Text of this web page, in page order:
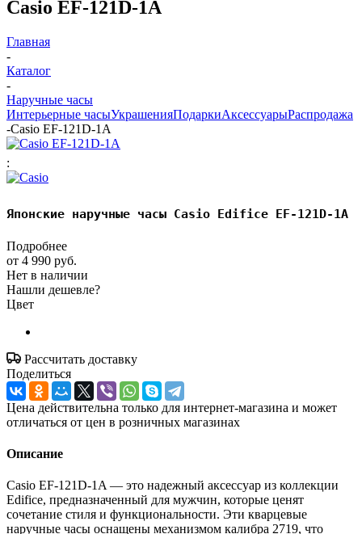
Casio EF-121D-1A
Главная
-
Каталог
-
Наручные часы
Интерьерные часыУкрашенияПодаркиАксессуарыРаспродажа
-Casio EF-121D-1A
:
Японские наручные часы Casio Edifice EF-121D-1A
Подробнее
от 4 990 руб.
Нет в наличии
Нашли дешевле?
Цвет
Рассчитать доставку
Поделиться
Цена действительна только для интернет-магазина и может
отличаться от цен в розничных магазинах
Описание
Casio EF-121D-1A — это надежный аксессуар из коллекции
Edifice, предназначенный для мужчин, которые ценят
сочетание стиля и функциональности. Эти кварцевые
наручные часы оснащены механизмом калибра 2719, что